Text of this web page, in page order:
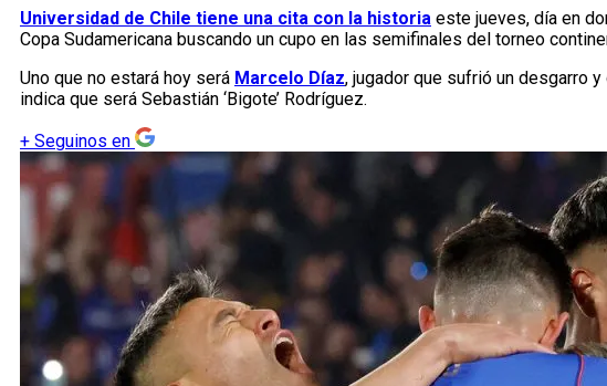
Universidad de Chile tiene una cita con la historia este jueves, día en
Copa Sudamericana buscando un cupo en las semifinales del torneo
Uno que no estará hoy será Marcelo Díaz, jugador que sufrió un desgarro
indica que será Sebastián ‘Bigote’ Rodríguez.
+ Seguinos en